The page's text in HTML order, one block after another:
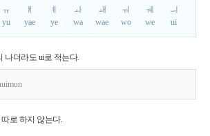
ㅠ
yu
ㅒ
yae
ㅖ
ye
ㅘ
wa
ㅙ
wae
ㅝ
wo
ㅞ
we
ㅢ
ui
나더라도 ui로 적는다.
로 하지 않는다.